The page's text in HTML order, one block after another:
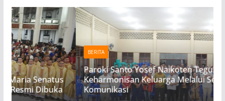
BERITA
Paroki Santo Yosef Naikoten Teguhkan
Keharmonisan Keluarga Melalui Seminar
Komunikasi